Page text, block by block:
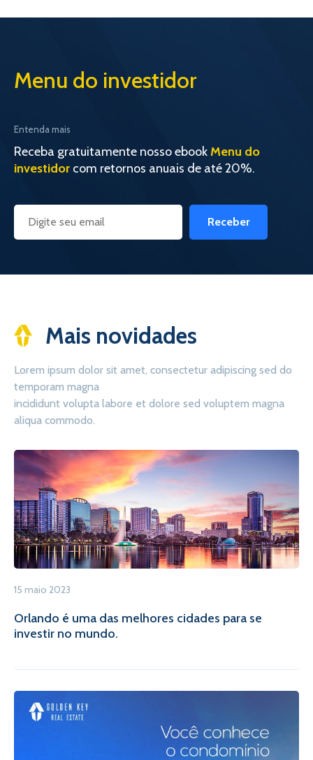
Menu do investidor
Entenda mais
Receba gratuitamente nosso ebookMenu do
investidor com retornos anuais de até 20%.
Receber
Mais novidades
Lorem ipsum dolor sit amet, consectetur adipiscing sed do
temporam magna
incididunt volupta labore et dolore sed voluptem magna
aliqua commodo.
15 maio 2023
Orlando é uma das melhores cidades para se
investir no mundo.